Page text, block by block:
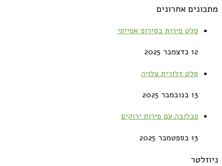
מתכונים אחרונים
סלט פירות בסירופ אסייתי
12 בדצמבר 2025
סלט דלורית צלויה
13 בנובמבר 2025
פבלובה עם פירות ירוקים
13 בספטמבר 2025
ניוזלטר